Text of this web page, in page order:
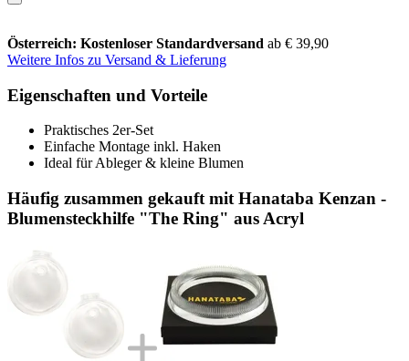
Österreich: Kostenloser Standardversand ab € 39,90
Weitere Infos zu Versand & Lieferung
Eigenschaften und Vorteile
Praktisches 2er-Set
Einfache Montage inkl. Haken
Ideal für Ableger & kleine Blumen
Häufig zusammen gekauft mit Hanataba Kenzan -
Blumensteckhilfe "The Ring" aus Acryl